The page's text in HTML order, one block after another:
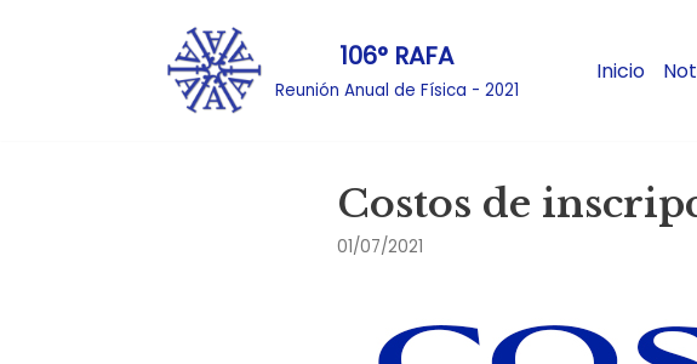
106° RAFA
Reunión Anual de Física - 2021
Inicio
Costos de
01/07/2021